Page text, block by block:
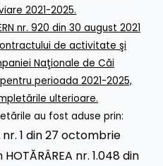
2021-2025.
nr. 920 din 30 august 2021
de activitate şi
Naţionale de Căi
pentru perioada 2021-2025,
ulterioare.
au fost aduse prin:
nr. 1 din 27 octombrie
nr. 1.048 din